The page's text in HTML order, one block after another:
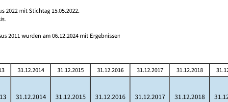
2022 mit Stichtag 15.05.2022.
2011 wurden am 06.12.2024 mit Ergebnissen
31.12.2014 31.12.2015 31.12.2016 31.12.2017 31.12.2018
31.12.2014 31.12.2015 31.12.2016 31.12.2017 31.12.2018